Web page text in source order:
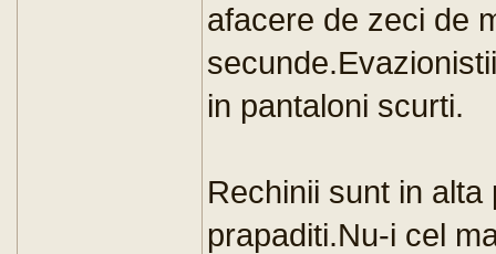
afacere de zeci de
in pantaloni scurti.
Rechinii sunt in
prapaditi.Nu-i cel